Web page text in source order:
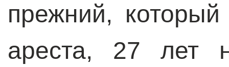
прежний,
ареста, 27 лет